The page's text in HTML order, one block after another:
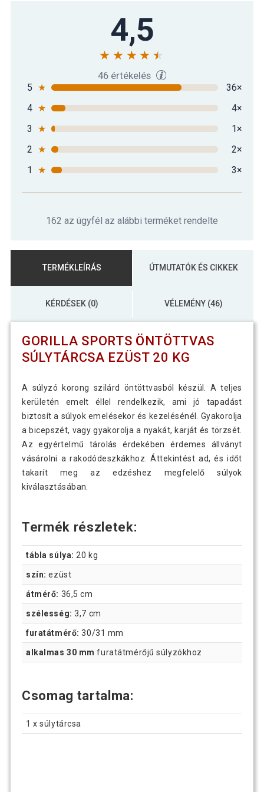
4,5
46 értékelés
5 ★
36×
4 ★
4×
3
★
1×
2 ★
2×
1
★ 3×
162 az ügyfél az alábbi terméket rendelte
TERMÉKLEÍRÁS ÚTMUTATÓK ÉS CIKKEK
KÉRDÉSEK (0) VÉLEMÉNY (46)
GORILLA SPORTS ÖNTÖTTVAS
SÚLYTÁRCSA EZÜST 20 KG
A súlyzó korong szilárd öntöttvasból készül. A teljes
kerületén emelt éllel rendelkezik, ami jó tapadást
biztosít a súlyok emelésekor és kezelésénél. Gyakorolja
a bicepszét, vagy gyakorolja a nyakát, karját és törzsét.
Az egyértelmű tárolás érdekében érdemes állványt
vásárolni a rakodódeszkákhoz. Áttekintést ad, és időt
takarít meg az edzéshez megfelelő súlyok
kiválasztásában.
Termék részletek:
tábla súlya: 20 kg
szín: ezüst
átmérő: 36,5 cm
szélesség: 3,7 cm
furatátmérő: 30/31 mm
alkalmas 30 mm furatátmérőjű súlyzókhoz
Csomag tartalma:
1 x súlytárcsa